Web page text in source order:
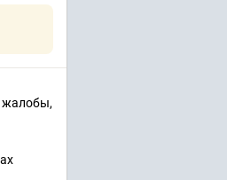
жалобы,